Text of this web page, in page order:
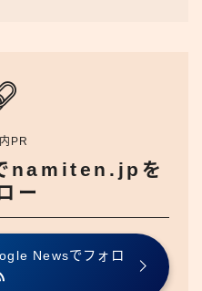
PR
namiten.jpを
ー
Newsでフォロ